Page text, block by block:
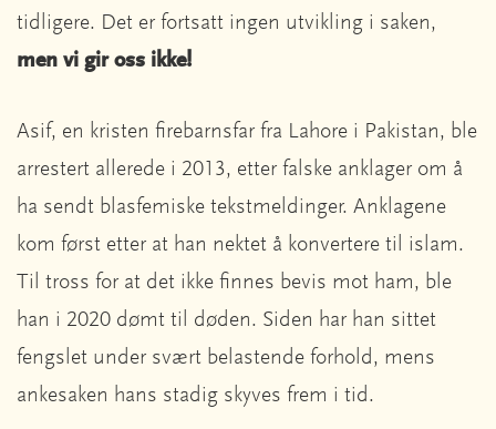
tidligere. Det er fortsatt ingen utvikling i saken,
men vi gir oss ikke!
Asif, en kristen firebarnsfar fra Lahore i Pakistan, ble
arrestert allerede i 2013, etter falske anklager om å
ha sendt blasfemiske tekstmeldinger. Anklagene
kom først etter at han nektet å konvertere til islam.
Til tross for at det ikke finnes bevis mot ham, ble
han i 2020 dømt til døden. Siden har han sittet
fengslet under svært belastende forhold, mens
ankesaken hans stadig skyves frem i tid.